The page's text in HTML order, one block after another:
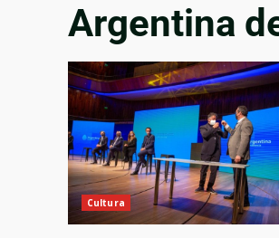
Argentina
Cultura